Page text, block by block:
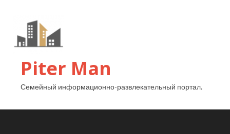
Piter Man
Семейный информационно-развлекательный портал.